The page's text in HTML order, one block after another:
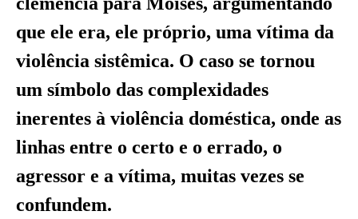
que ele era, ele próprio, uma vítima da
violência sistêmica. O caso se tornou
um símbolo das complexidades
inerentes à violência doméstica, onde as
linhas entre o certo e o errado, o
agressor e a vítima, muitas vezes se
confundem.